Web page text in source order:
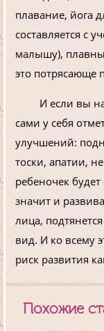
плавание, йога
составляется с
малышу),
это потрясающе
И если вы
сами у себя
улучшений:
тоски, апатии,
ребеночек
значит и
лица,
вид. И ко всему
риск развития
Похожие